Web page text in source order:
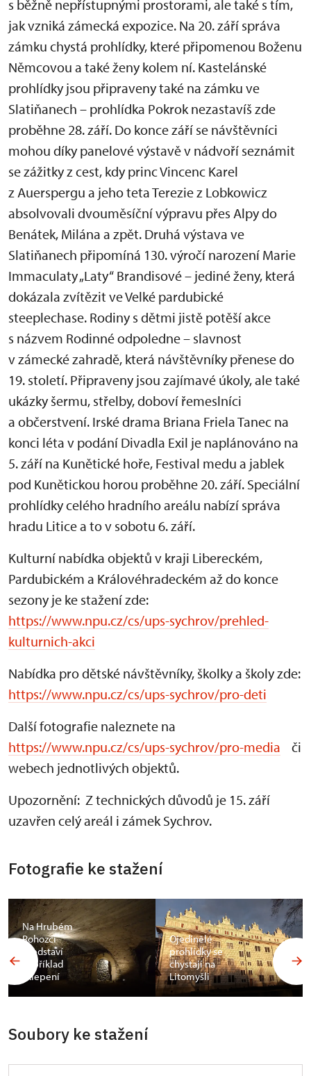
s běžně nepřístupnými prostorami, ale také s tím,
jak vzniká zámecká expozice. Na 20. září správa
zámku chystá prohlídky, které připomenou Boženu
Němcovou a také ženy kolem ní. Kastelánské
prohlídky jsou připraveny také na zámku ve
Slatiňanech – prohlídka Pokrok nezastavíš zde
proběhne 28. září. Do konce září se návštěvníci
mohou díky panelové výstavě v nádvoří seznámit
se zážitky z cest, kdy princ Vincenc Karel
z Auerspergu a jeho teta Terezie z Lobkowicz
absolvovali dvouměsíční výpravu přes Alpy do
Benátek, Milána a zpět. Druhá výstava ve
Slatiňanech připomíná 130. výročí narození Marie
Immaculaty „Laty“ Brandisové – jediné ženy, která
dokázala zvítězit ve Velké pardubické
steeplechase. Rodiny s dětmi jistě potěší akce
s názvem Rodinné odpoledne – slavnost
v zámecké zahradě, která návštěvníky přenese do
19. století. Připraveny jsou zajímavé úkoly, ale také
ukázky šermu, střelby, doboví řemeslníci
a občerstvení. Irské drama Briana Friela Tanec na
konci léta v podání Divadla Exil je naplánováno na
5. září na Kunětické hoře, Festival medu a jablek
pod Kunětickou horou proběhne 20. září. Speciální
prohlídky celého hradního areálu nabízí správa
hradu Litice a to v sobotu 6. září.
Kulturní nabídka objektů v kraji Libereckém,
Pardubickém a Královéhradeckém až do konce
sezony je ke stažení zde:
https://www.npu.cz/cs/ups-sychrov/prehled-
kulturnich-akci
Nabídka pro dětské návštěvníky, školky a školy zde:
https://www.npu.cz/cs/ups-sychrov/pro-deti
Další fotografie naleznete na
https://www.npu.cz/cs/ups-sychrov/pro-media či
webech jednotlivých objektů.
Upozornění: Z technických důvodů je 15. září
uzavřen celý areál i zámek Sychrov.
Fotografie ke stažení
Na Hrubém
Rohozci
představí
například
sklepení
Ojedinělé
prohlídky se
chystají na
Litomyšli
Soubory ke stažení